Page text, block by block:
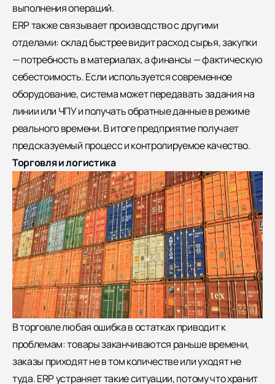
выполнения операций.
ERP также связывает производство с другими
отделами: склад быстрее видит расход сырья, закупки
— потребность в материалах, а финансы — фактическую
себестоимость. Если используется современное
оборудование, система может передавать задания на
линии или ЧПУ и получать обратные данные в режиме
реального времени. В итоге предприятие получает
предсказуемый процесс и контролируемое качество.
Торговля и логистика
В торговле любая ошибка в остатках приводит к
проблемам: товары заканчиваются раньше времени,
заказы приходят не в том количестве или уходят не
туда. ERP устраняет такие ситуации, потому что хранит